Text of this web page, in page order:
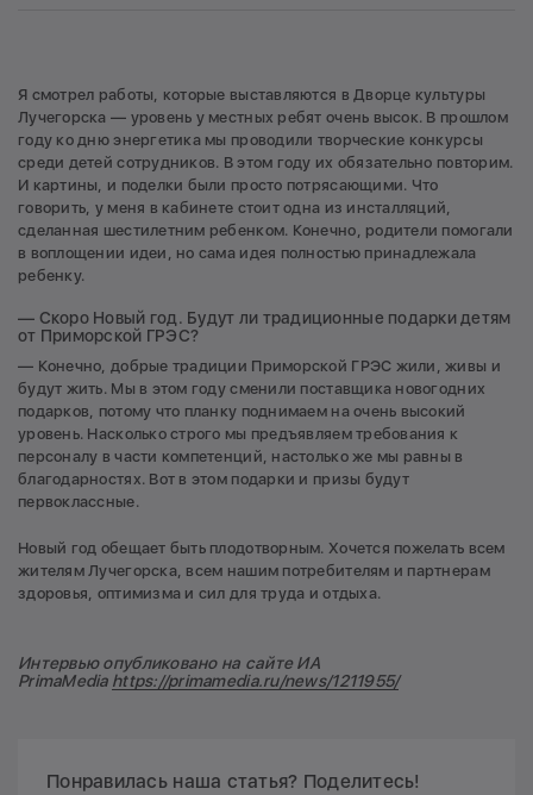
Я смотрел работы, которые выставляются в Дворце культуры
Лучегорска — уровень у местных ребят очень высок. В прошлом
году ко дню энергетика мы проводили творческие конкурсы
среди детей сотрудников. В этом году их обязательно повторим.
И картины, и поделки были просто потрясающими. Что
говорить, у меня в кабинете стоит одна из инсталляций,
сделанная шестилетним ребенком. Конечно, родители помогали
в воплощении идеи, но сама идея полностью принадлежала
ребенку.
— Скоро Новый год. Будут ли традиционные подарки детям
от Приморской ГРЭС?
— Конечно, добрые традиции Приморской ГРЭС жили, живы и
будут жить. Мы в этом году сменили поставщика новогодних
подарков, потому что планку поднимаем на очень высокий
уровень. Насколько строго мы предъявляем требования к
персоналу в части компетенций, настолько же мы равны в
благодарностях. Вот в этом подарки и призы будут
первоклассные.
Новый год обещает быть плодотворным. Хочется пожелать всем
жителям Лучегорска, всем нашим потребителям и партнерам
здоровья, оптимизма и сил для труда и отдыха.
Интервью опубликовано на сайте ИА
PrimaMedia https://primamedia.ru/news/1211955/
Понравилась наша статья? Поделитесь!